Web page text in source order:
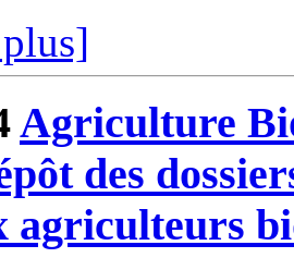
Agriculture
des
agriculteurs